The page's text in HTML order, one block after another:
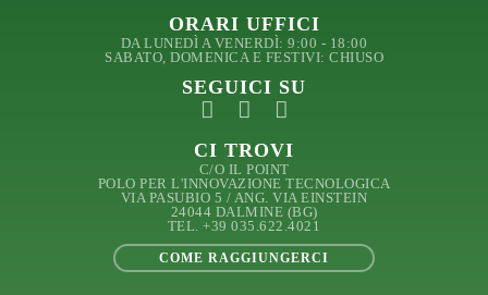
ORARI UFFICI
DA LUNEDÌ A VENERDÌ: 9:00 - 18:00
SABATO, DOMENICA E FESTIVI: CHIUSO
SEGUICI SU
CI TROVI
C/O IL POINT
POLO PER L'INNOVAZIONE TECNOLOGICA
VIA PASUBIO 5 / ANG. VIA EINSTEIN
24044 DALMINE (BG)
TEL. +39 035.622.4021
COME RAGGIUNGERCI